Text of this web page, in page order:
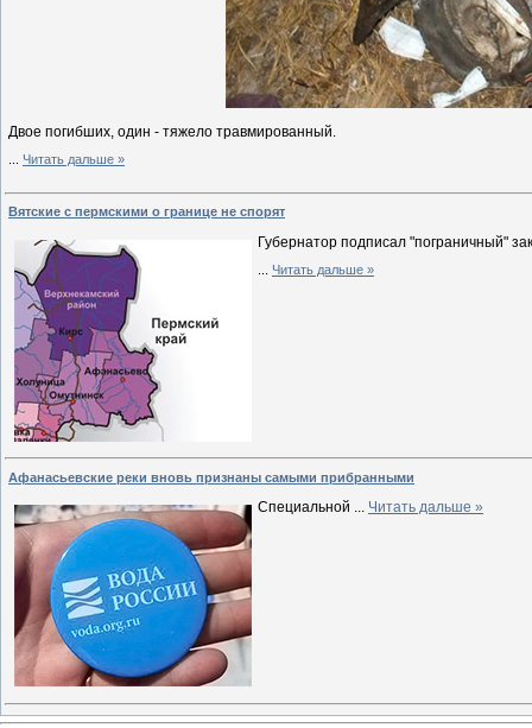
Двое погибших, один - тяжело травмированный.
Читать дальше »
Вятские с пермскими о границе не спорят
Губернатор подписал "пограничный"
Читать дальше »
Афанасьевские реки вновь признаны самыми прибранными
Специальной ... Читать дальше »